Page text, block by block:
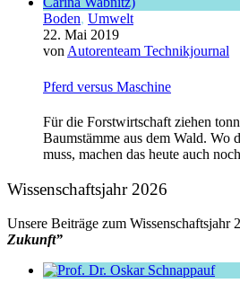
Boden, Umwelt
22. Mai 2019
von Autorenteam Technikjournal
Pferd versus Maschine
Für die Forstwirtschaft ziehen
Baumstämme aus dem Wald. Wo
muss, machen das heute auch
Wissenschaftsjahr 2026
Unsere Beiträge zum Wissenschaftsjahr
Zukunft”